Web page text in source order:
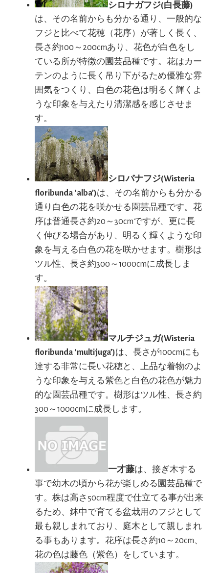
シロナガフジ(白長藤)
は、その名前からも分かる通り、一般的な
フジと比べて花穂（花序）が著しく長く、
長さ約100～200cmあり、花色が白色をし
ている所が特徴の園芸品種です。花はカー
テンのように長く吊り下がるため優雅な雰
囲気をつくり、白色の花色は明るく輝くよ
うな印象を与えたり清潔感を感じさせま
す。
シロバナフジ(Wisteria
floribunda ‘alba’)は、その名前からも分かる
通り白色の花を咲かせる園芸品種です。花
序は普通長さ約20～30cmですが、更に長
く伸びる場合があり、明るく輝くような印
象を与える白色の花を咲かせます。樹形は
ツル性、長さ約300～1000cmに成長しま
す。
マルチジュガ(Wisteria
floribunda ‘multijuga’)は、長さが100cmにも
達する非常に長い花穂と、上品な着物のよ
うな印象を与える紫色と白色の花色が魅力
的な園芸品種です。樹形はツル性、長さ約
300～1000cmに成長します。
一才藤は、接ぎ木する
事で幼木の頃から花が楽しめる園芸品種で
す。株は高さ50cm程度で仕立てる事が出来
るため、鉢中で育てる盆栽用のフジとして
最も親しまれており、庭木として親しまれ
る事もあります。花序は長さ約10～20cm、
花の色は藤色（紫色）をしています。